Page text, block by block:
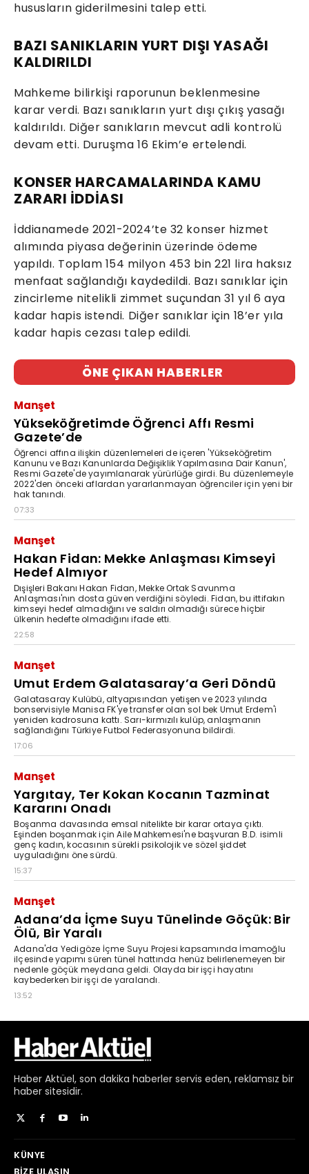
Haber Aktüel, son dakika haberler servis eden, reklamsız bir
haber sitesidir.
KÜNYE